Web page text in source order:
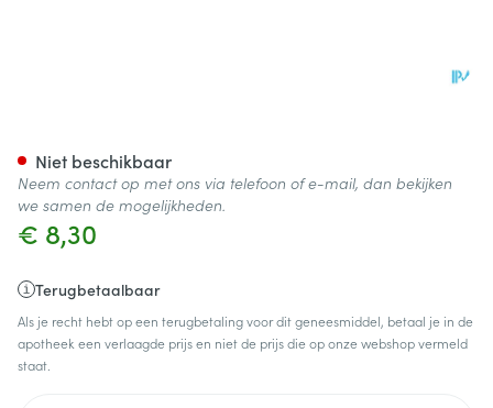
€ 8,30
Terugbetaalbaar
Als je recht hebt op een terugbetaling voor dit geneesmiddel, betaal je in de
apotheek een verlaagde prijs en niet de prijs die op onze webshop vermeld
staat.
Niet beschikbaar
Neem contact op met ons via telefoon of e-mail, dan bekijken
we samen de mogelijkheden.